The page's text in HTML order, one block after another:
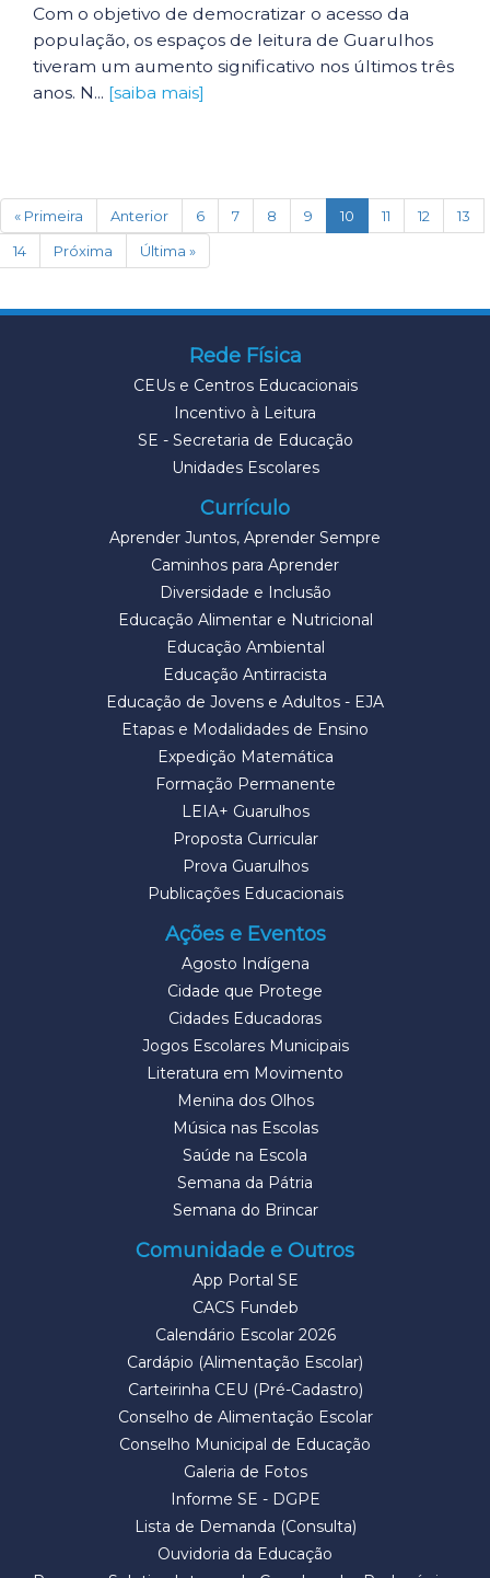
Com o objetivo de democratizar o acesso da
população, os espaços de leitura de Guarulhos
tiveram um aumento significativo nos últimos três
anos. N... [saiba mais]
« Primeira Anterior 6 7 8 9 10 (current)
11 12
13
14
Próxima Última »
Rede Física
CEUs e Centros Educacionais
Incentivo à Leitura
SE - Secretaria de Educação
Unidades Escolares
Currículo
Aprender Juntos, Aprender Sempre
Caminhos para Aprender
Diversidade e Inclusão
Educação Alimentar e Nutricional
Educação Ambiental
Educação Antirracista
Educação de Jovens e Adultos - EJA
Etapas e Modalidades de Ensino
Expedição Matemática
Formação Permanente
LEIA+ Guarulhos
Proposta Curricular
Prova Guarulhos
Publicações Educacionais
Ações e Eventos
Agosto Indígena
Cidade que Protege
Cidades Educadoras
Jogos Escolares Municipais
Literatura em Movimento
Menina dos Olhos
Música nas Escolas
Saúde na Escola
Semana da Pátria
Semana do Brincar
Comunidade e Outros
App Portal SE
CACS Fundeb
Calendário Escolar 2026
Cardápio (Alimentação Escolar)
Carteirinha CEU (Pré-Cadastro)
Conselho de Alimentação Escolar
Conselho Municipal de Educação
Galeria de Fotos
Informe SE - DGPE
Lista de Demanda (Consulta)
Ouvidoria da Educação